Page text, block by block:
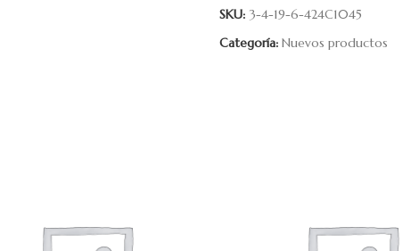
SKU: 3-4-19-6-424C1045
Categoría: Nuevos productos